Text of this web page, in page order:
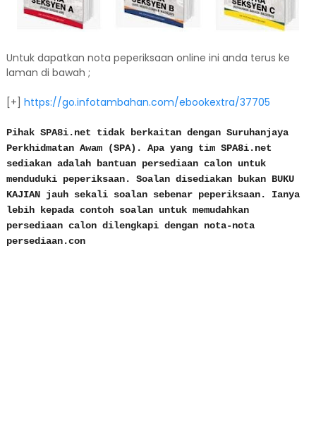
Untuk dapatkan nota peperiksaan online ini anda terus ke
laman di bawah ;
[+] https://go.infotambahan.com/ebookextra/37705
Pihak SPA8i.net tidak berkaitan dengan Suruhanjaya
Perkhidmatan Awam (SPA). Apa yang tim SPA8i.net
sediakan adalah bantuan persediaan calon untuk
menduduki peperiksaan. Soalan disediakan bukan BUKU
KAJIAN jauh sekali soalan sebenar peperiksaan. Ianya
lebih kepada contoh soalan untuk memudahkan
persediaan calon dilengkapi dengan nota-nota
persediaan.con